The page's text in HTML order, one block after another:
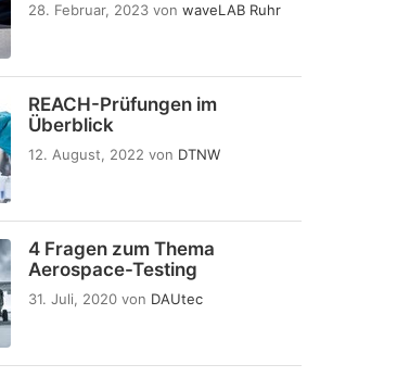
28. Februar, 2023 von waveLAB Ruhr
REACH-Prüfungen im
Überblick
12. August, 2022 von DTNW
4 Fragen zum Thema
Aerospace-Testing
31. Juli, 2020 von DAUtec